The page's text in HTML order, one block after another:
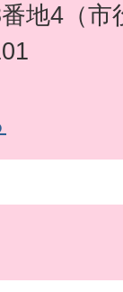
地4（市